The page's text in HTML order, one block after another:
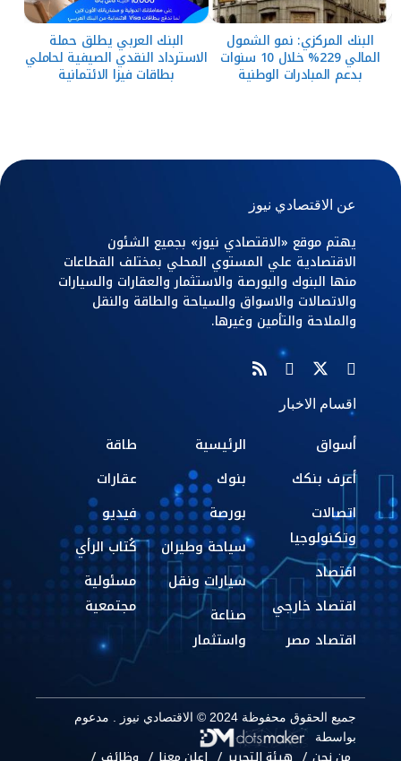
البنك المركزي: نمو الشمول
المالي 229% خلال 10 سنوات
بدعم المبادرات الوطنية
البنك العربي يطلق حملة
الاسترداد النقدي الصيفية لحاملي
بطاقات فيزا الائتمانية
عن الاقتصادي نيوز
يهتم موقع «الاقتصادي نيوز» بجميع الشئون
الاقتصادية علي المستوي المحلي بمختلف القطاعات
منها البنوك والبورصة والاستثمار والعقارات والسيارات
والاتصالات والاسواق والسياحة والطاقة والنقل
والملاحة والتأمين وغيرها.
اقسام الاخبار
أسواق
أعرف بنكك
اتصالات
وتكنولوجيا
اقتصاد
اقتصاد خارجي
اقتصاد مصر
الرئيسية
بنوك
بورصة
سياحة وطيران
سيارات ونقل
صناعة
واستثمار
طاقة
عقارات
فيديو
كُتاب الرأي
مسئولية
مجتمعية
جميع الحقوق محفوظة 2024 © الاقتصادي نيوز . مدعوم
بواسطة